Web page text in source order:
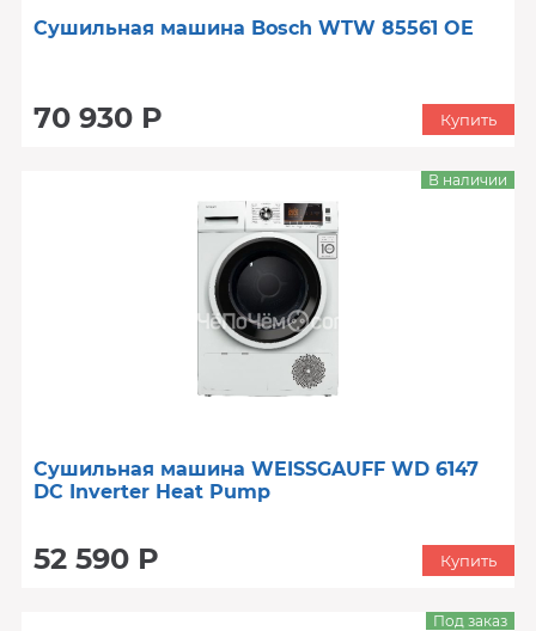
Сушильная машина Bosch WTW 85561 OE
70 930 Р Купить
Сушильная машина WEISSGAUFF WD 6147
DC Inverter Heat Pump
52 590 Р
В наличии
Купить
Под заказ